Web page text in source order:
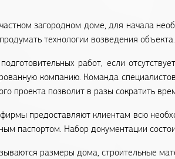
загородном доме, для начала
технологии возведения объекта.
работ, если
компанию. Команда
проекта позволит в разы сократить
предоставляют клиентам всю
паспортом. Набор документации
размеры дома, строительные